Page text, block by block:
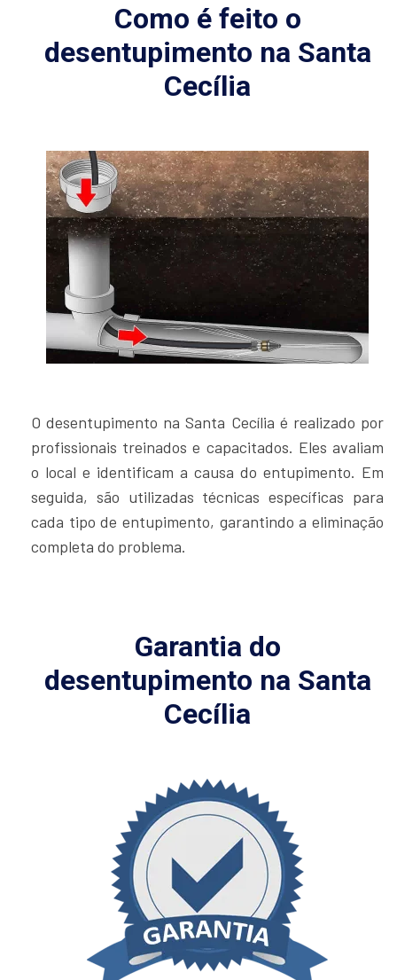
Como é feito o
desentupimento na Santa
Cecília
O desentupimento na Santa Cecília é realizado por
profissionais treinados e capacitados. Eles avaliam
o local e identificam a causa do entupimento. Em
seguida, são utilizadas técnicas específicas para
cada tipo de entupimento, garantindo a eliminação
completa do problema.
Garantia do
desentupimento na Santa
Cecília